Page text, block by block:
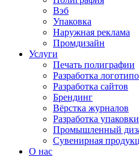
Вэб
Упаковка
Наружная реклама
Промдизайн
Услуги
Печать полиграфии
Разработка
Разработка сайтов
Брендинг
Вёрстка журналов
Разработка упаковки
Промышленный
Сувенирная
О нас